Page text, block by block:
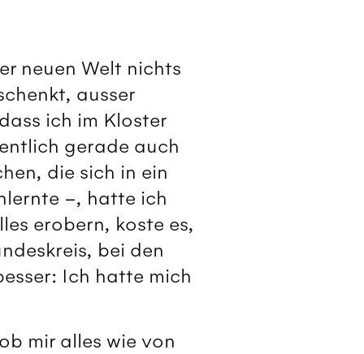
neuen Welt nichts
ausser
ich im Kloster
gerade auch
die sich in ein
–, hatte ich
erobern, koste es,
bei den
Ich hatte mich
mir alles wie von